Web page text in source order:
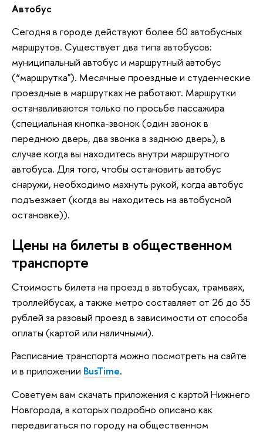
Автобус
Сегодня в городе действуют более 60 автобусных
маршрутов. Существует два типа автобусов:
муниципальный автобус и маршрутный автобус
(“маршрутка"). Месячные проездные и студенческие
проездные в маршрутках не работают. Маршрутки
останавливаются только по просьбе пассажира
(специальная кнопка-звонок (один звонок в
переднюю дверь, два звонка в заднюю дверь), в
случае когда вы находитесь внутри маршрутного
автобуса. Для того, чтобы остановить автобус
снаружи, необходимо махнуть рукой, когда автобус
подъезжает (когда вы находитесь на автобусной
остановке)).
Цены на билеты в общественном
транспорте
Стоимость билета на проезд в автобусах, трамваях,
троллейбусах, а также метро составляет от 26 до 35
рублей за разовый проезд в зависимости от способа
оплаты (картой или наличными).
Расписание транспорта можно посмотреть на сайте
и в приложении BusTime.
Советуем вам скачать приложения с картой Нижнего
Новгорода, в которых подробно описано как
передвигаться по городу на общественном